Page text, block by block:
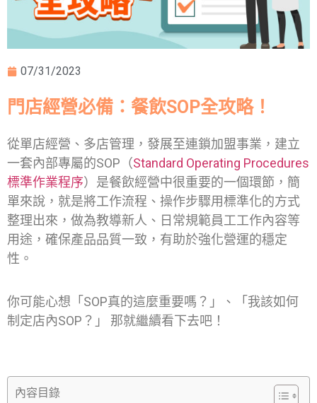
07/31/2023
門店經營必備：餐飲SOP全攻略！
從單店經營、多店管理，發展至連鎖加盟事業，建立
一套內部專屬的SOP（Standard Operating Procedures
標準作業程序）是餐飲經營中很重要的一個環節，簡
單來說，就是將工作流程、操作步驟用標準化的方式
整理出來，做為教導新人、日常規範員工工作內容等
用途，確保產品品質一致，有助於強化營運的穩定
性。
你可能心想「SOP真的這麼重要嗎？」、「我該如何
制定店內SOP？」 那就繼續看下去吧！
內容目錄